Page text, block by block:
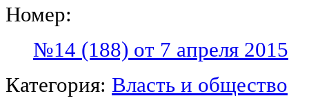
Номер:
№14 (188) от 7 апреля 2015
Категория: Власть и общество